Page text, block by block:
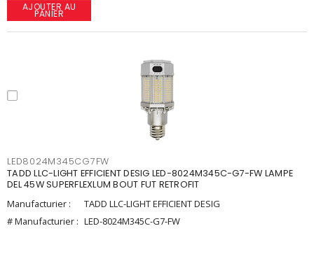
AJOUTER AU
PANIER
LED8024M345CG7FW
TADD LLC-LIGHT EFFICIENT DESIG LED-8024M345C-G7-FW LAMPE
DEL 45W SUPERFLEXLUM BOUT FUT RETROFIT
Manufacturier :
TADD LLC-LIGHT EFFICIENT DESIG
# Manufacturier : LED-8024M345C-G7-FW